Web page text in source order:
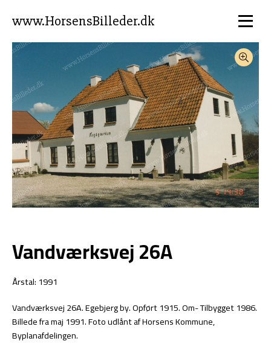
www.HorsensBilleder.dk
Vandværksvej 26A
Årstal: 1991
Vandværksvej 26A. Egebjerg by. Opført 1915. Om- Tilbygget 1986.
Billede fra maj 1991. Foto udlånt af Horsens Kommune,
Byplanafdelingen.